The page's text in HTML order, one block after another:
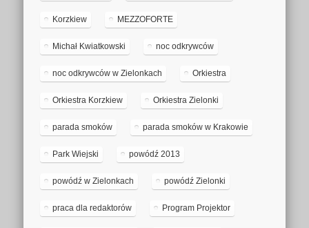
Korzkiew MEZZOFORTE
Michał Kwiatkowski noc odkrywców
noc odkrywców w Zielonkach Orkiestra
Orkiestra Korzkiew Orkiestra Zielonki
parada smoków parada smoków w Krakowie
Park Wiejski powódź 2013
powódź w Zielonkach powódź Zielonki
praca dla redaktorów Program Projektor